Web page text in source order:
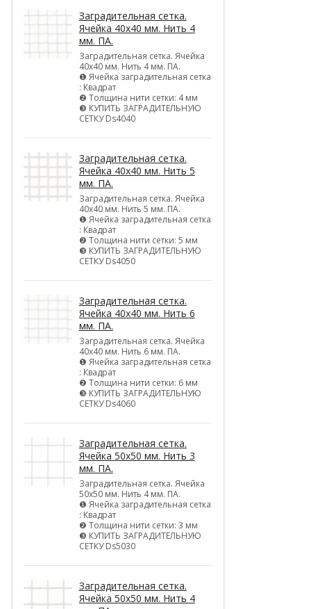
Заградительная сетка.
Ячейка 40х40 мм. Нить 4
мм. ПА.
Заградительная сетка. Ячейка
40х40 мм. Нить 4 мм. ПА.
❶ Ячейка заградительная сетка
: Квадрат
❷ Толщина нити сетки: 4 мм
❸ КУПИТЬ ЗАГРАДИТЕЛЬНУЮ
СЕТКУ Ds4040
Заградительная сетка.
Ячейка 40х40 мм. Нить 5
мм. ПА.
Заградительная сетка. Ячейка
40х40 мм. Нить 5 мм. ПА.
❶ Ячейка заградительная сетка
: Квадрат
❷ Толщина нити сетки: 5 мм
❸ КУПИТЬ ЗАГРАДИТЕЛЬНУЮ
СЕТКУ Ds4050
Заградительная сетка.
Ячейка 40х40 мм. Нить 6
мм. ПА.
Заградительная сетка. Ячейка
40х40 мм. Нить 6 мм. ПА.
❶ Ячейка заградительная сетка
: Квадрат
❷ Толщина нити сетки: 6 мм
❸ КУПИТЬ ЗАГРАДИТЕЛЬНУЮ
СЕТКУ Ds4060
Заградительная сетка.
Ячейка 50х50 мм. Нить 3
мм. ПА.
Заградительная сетка. Ячейка
50х50 мм. Нить 4 мм. ПА.
❶ Ячейка заградительная сетка
: Квадрат
❷ Толщина нити сетки: 3 мм
❸ КУПИТЬ ЗАГРАДИТЕЛЬНУЮ
СЕТКУ Ds5030
Заградительная сетка.
Ячейка 50х50 мм. Нить 4